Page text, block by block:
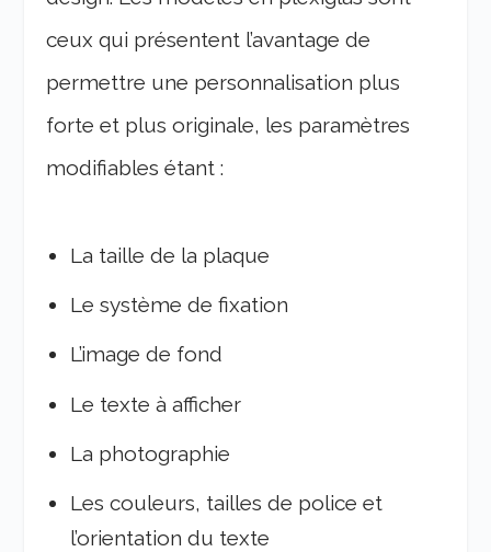
ceux qui présentent l’avantage de
permettre une personnalisation plus
forte et plus originale, les paramètres
modifiables étant :
La taille de la plaque
Le système de fixation
L’image de fond
Le texte à afficher
La photographie
Les couleurs, tailles de police et
l’orientation du texte